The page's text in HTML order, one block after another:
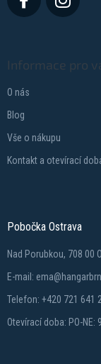
Informace pro
O nás
Blog
Vše o nákupu
Kontakt a otevírací
Pobočka Ostrava
Nad Porubkou, 708 00
E-mail:
Telefon: +420 721 641
Otevírací doba: PO-NE: